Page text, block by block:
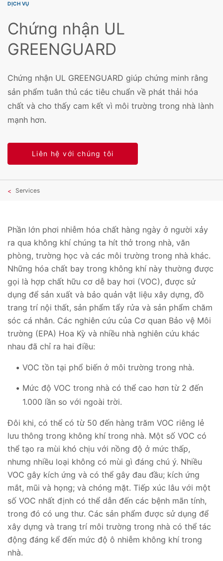
DỊCH VỤ
Chứng nhận UL
GREENGUARD
Chứng nhận UL GREENGUARD giúp chứng minh rằng
sản phẩm tuân thủ các tiêu chuẩn về phát thải hóa
chất và cho thấy cam kết vì môi trường trong nhà lành
mạnh hơn.
Liên hệ với chúng tôi
Services
Phần lớn phơi nhiễm hóa chất hàng ngày ở người xảy
ra qua không khí chúng ta hít thở trong nhà, văn
phòng, trường học và các môi trường trong nhà khác.
Những hóa chất bay trong không khí này thường được
gọi là hợp chất hữu cơ dễ bay hơi (VOC), được sử
dụng để sản xuất và bảo quản vật liệu xây dựng, đồ
trang trí nội thất, sản phẩm tẩy rửa và sản phẩm chăm
sóc cá nhân. Các nghiên cứu của Cơ quan Bảo vệ Môi
trường (EPA) Hoa Kỳ và nhiều nhà nghiên cứu khác
nhau đã chỉ ra hai điều:
VOC tồn tại phổ biến ở môi trường trong nhà.
Mức độ VOC trong nhà có thể cao hơn từ 2 đến
1.000 lần so với ngoài trời.
Đôi khi, có thể có từ 50 đến hàng trăm VOC riêng lẻ
lưu thông trong không khí trong nhà. Một số VOC có
thể tạo ra mùi khó chịu với nồng độ ở mức thấp,
nhưng nhiều loại không có mùi gì đáng chú ý. Nhiều
VOC gây kích ứng và có thể gây đau đầu; kích ứng
mắt, mũi và họng; và chóng mặt. Tiếp xúc lâu với một
số VOC nhất định có thể dẫn đến các bệnh mãn tính,
trong đó có ung thư. Các sản phẩm được sử dụng để
xây dựng và trang trí môi trường trong nhà có thể tác
động đáng kể đến mức độ ô nhiễm không khí trong
nhà.